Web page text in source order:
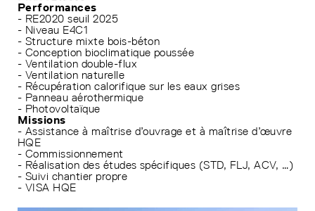
Performances
- RE2020 seuil 2025
- Niveau E4C1
- Structure mixte bois-béton
- Conception bioclimatique poussée
- Ventilation double-flux
- Ventilation naturelle
- Récupération calorifique sur les eaux grises
- Panneau aérothermique
- Photovoltaïque
Missions
- Assistance à maîtrise d’ouvrage et à maîtrise d’œuvre
HQE
- Commissionnement
- Réalisation des études spécifiques (STD, FLJ, ACV, …)
- Suivi chantier propre
- VISA HQE